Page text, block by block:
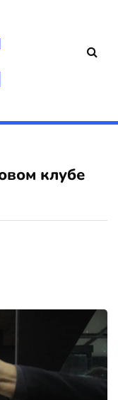
клубе